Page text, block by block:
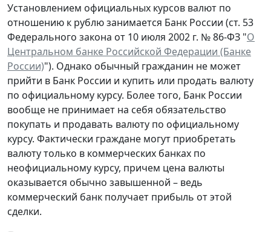
Установлением официальных курсов валют по
отношению к рублю занимается Банк России (ст. 53
Федерального закона от 10 июля 2002 г. № 86-ФЗ "О
Центральном банке Российской Федерации (Банке
России)"). Однако обычный гражданин не может
прийти в Банк России и купить или продать валюту
по официальному курсу. Более того, Банк России
вообще не принимает на себя обязательство
покупать и продавать валюту по официальному
курсу. Фактически граждане могут приобретать
валюту только в коммерческих банках по
неофициальному курсу, причем цена валюты
оказывается обычно завышенной – ведь
коммерческий банк получает прибыль от этой
сделки.